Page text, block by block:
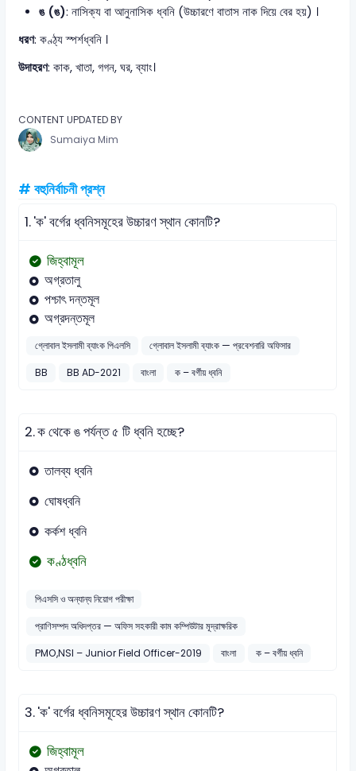
ঙ (ঙ): নাসিক্য বা আনুনাসিক ধ্বনি (উচ্চারণে বাতাস নাক দিয়ে বের হয়) ।
ধরণ: কণ্ঠ্য স্পর্শধ্বনি ।
উদাহরণ: কাক, খাতা, গগন, ঘর, ব্যাং।
CONTENT UPDATED BY
Sumaiya Mim
# বহুনির্বাচনী প্রশ্ন
1.'ক' বর্গের ধ্বনিসমূহের উচ্চারণ স্থান কোনটি?
জিহ্বামূল
অগ্রতালু
পশ্চাৎ দন্তমূল
অগ্রদন্তমূল
গ্লোবাল ইসলামী ব্যাংক পিএলসি
গ্লোবাল ইসলামী ব্যাংক — প্রবেশনারি অফিসার
BB
BB AD-2021 বাংলা ক – বর্গীয় ধ্বনি
2.ক থেকে ঙ পর্যন্ত ৫ টি ধ্বনি হচ্ছে?
তালব্য ধ্বনি
ঘোষধ্বনি
কর্কশ ধ্বনি
কণ্ঠধ্বনি
পিএসসি ও অন্যান্য নিয়োগ পরীক্ষা
প্রাণিসম্পদ অধিদপ্তর — অফিস সহকারী কাম কম্পিউটার মূদ্রাক্ষরিক
PMO,NSI – Junior Field Officer-2019
বাংলা ক – বর্গীয় ধ্বনি
3.'ক' বর্গের ধ্বনিসমূহের উচ্চারণ স্থান কোনটি?
জিহ্বামূল